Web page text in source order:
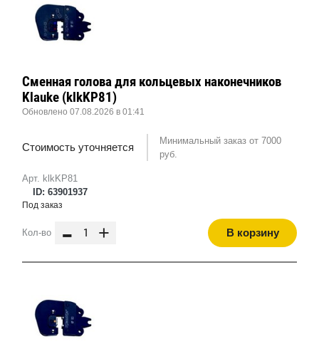
Арт. klkKP81
ID: 63901937
Сменная голова для кольцевых наконечников
Klauke (klkKP81)
Обновлено 07.08.2026 в 01:41
Стоимость уточняется
Минимальный заказ от 7000
руб.
Под заказ
Кол-во - + В корзину